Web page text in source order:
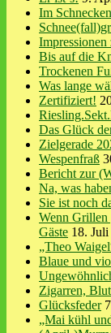
Im
Impressionen
Bis auf die
Trockenen
Was lange
Zertifiziert!
Das Glück
Zielgerade
Wespenfraß
Bericht zur
Na, was
Sie ist noch
Wenn Grillen
Gäste 18.
„Theo
Blaue und
Zigarren,
Glücksfeder
„Mai kühl